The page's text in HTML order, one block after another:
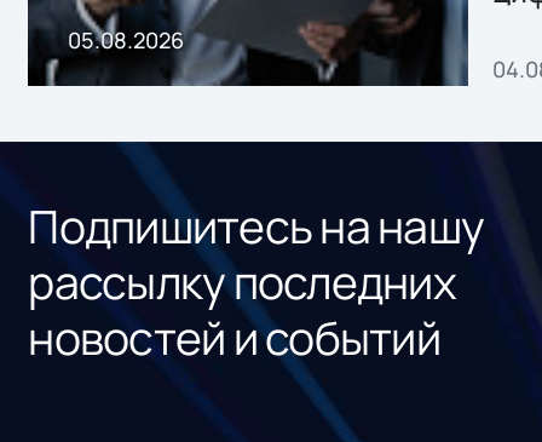
05.08.2026
Подпишитесь на нашу
рассылку последних
новостей и событий